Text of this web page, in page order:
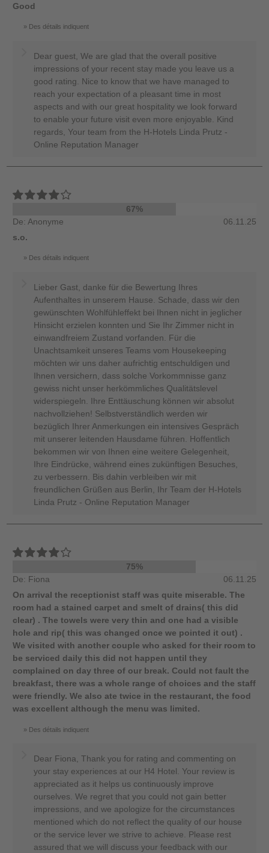
Good
Des détails indiquent
Dear guest, We are glad that the overall positive
impressions of your recent stay made you leave us a
good rating. Nice to know that we have managed to
reach your expectation of a pleasant time in most
aspects and with our great hospitality we look forward
to enable your future visit even more enjoyable. Kind
regards, Your team from the H-Hotels Linda Prutz -
Online Reputation Manager
67%
De: Anonyme
06.11.25
s.o.
Des détails indiquent
Lieber Gast, danke für die Bewertung Ihres
Aufenthaltes in unserem Hause. Schade, dass wir den
gewünschten Wohlfühleffekt bei Ihnen nicht in jeglicher
Hinsicht erzielen konnten und Sie Ihr Zimmer nicht in
einwandfreiem Zustand vorfanden. Für die
Unachtsamkeit unseres Teams vom Housekeeping
möchten wir uns daher aufrichtig entschuldigen und
Ihnen versichern, dass solche Vorkommnisse ganz
gewiss nicht unser herkömmliches Qualitätslevel
widerspiegeln. Ihre Enttäuschung können wir absolut
nachvollziehen! Selbstverständlich werden wir
bezüglich Ihrer Anmerkungen ein intensives Gespräch
mit unserer leitenden Hausdame führen. Hoffentlich
bekommen wir von Ihnen eine weitere Gelegenheit,
Ihre Eindrücke, während eines zukünftigen Besuches,
zu verbessern. Bis dahin verbleiben wir mit
freundlichen Grüßen aus Berlin, Ihr Team der H-Hotels
Linda Prutz - Online Reputation Manager
75%
De: Fiona
06.11.25
On arrival the receptionist staff was quite miserable. The
room had a stained carpet and smelt of drains( this did
clear) . The towels were very thin and one had a visible
hole and rip( this was changed once we pointed it out) .
We visited with another couple who asked for their room to
be serviced daily this did not happen until they
complained on day three of our break. Could not fault the
breakfast, there was a whole range of choices and the staff
were friendly. We also ate twice in the restaurant, the food
was excellent although the menu was limited.
Des détails indiquent
Dear Fiona, Thank you for rating and commenting on
your stay experiences at our H4 Hotel. Your review is
appreciated as it helps us continuously improve
ourselves. We regret that you could not gain better
impressions, and we apologize for the circumstances
mentioned which do not reflect the quality of our house
or the service lever we strive to achieve. Please rest
assured that we will discuss your feedback with our